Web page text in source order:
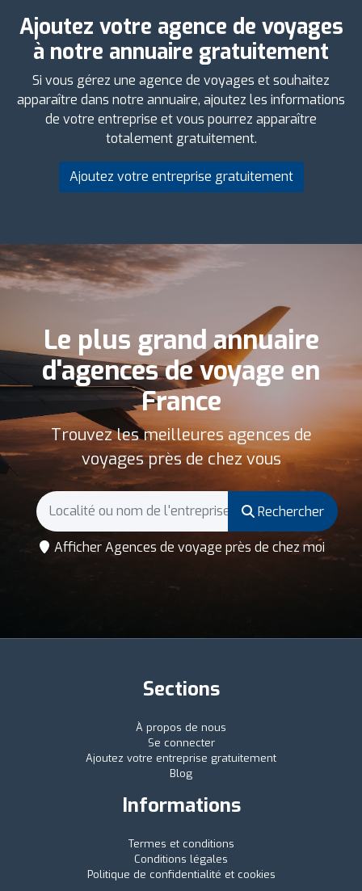
Ajoutez votre agence de voyages
à notre annuaire gratuitement
Si vous gérez une agence de voyages et souhaitez
apparaître dans notre annuaire, ajoutez les informations
de votre entreprise et vous pourrez apparaître
totalement gratuitement.
Ajoutez votre entreprise gratuitement
Le plus grand annuaire
d'agences de voyage en
France
Trouvez les meilleures agences de
voyages près de chez vous
Rechercher
Afficher Agences de voyage près de chez moi
Sections
À propos de nous
Se connecter
Ajoutez votre entreprise gratuitement
Blog
Informations
Termes et conditions
Conditions légales
Politique de confidentialité et cookies